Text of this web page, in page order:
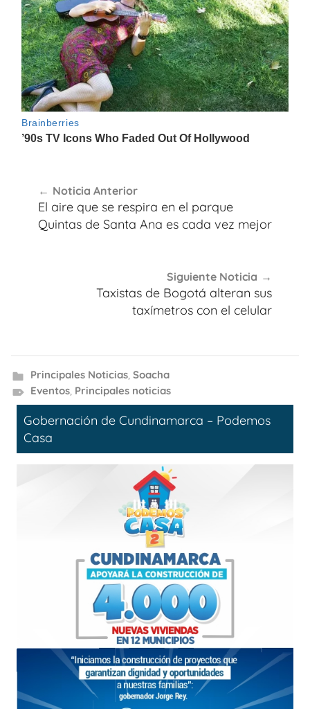
de
entradas
Noticia Anterior
El aire que se respira en el parque
Quintas de Santa Ana es cada vez mejor
Siguiente Noticia
Taxistas de Bogotá alteran sus
taxímetros con el celular
Principales Noticias, Soacha
Eventos, Principales noticias
Gobernación de Cundinamarca – Podemos
Casa